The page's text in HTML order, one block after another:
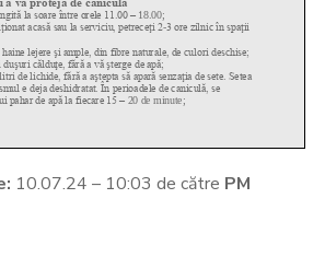
10.07.24 – 10:03 de către PM